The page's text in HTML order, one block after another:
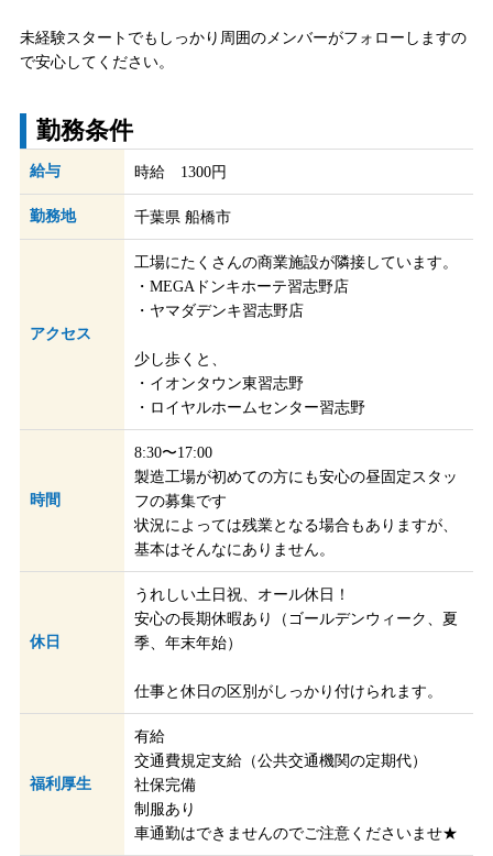
未経験スタートでもしっかり周囲のメンバーがフォローしますの
で安心してください。
勤務条件
給与 時給 1300円
勤務地 千葉県 船橋市
アクセス
工場にたくさんの商業施設が隣接しています。
・MEGAドンキホーテ習志野店
・ヤマダデンキ習志野店
少し歩くと、
・イオンタウン東習志野
・ロイヤルホームセンター習志野
時間
8:30〜17:00
製造工場が初めての方にも安心の昼固定スタッ
フの募集です
状況によっては残業となる場合もありますが、
基本はそんなにありません。
休日
うれしい土日祝、オール休日！
安心の長期休暇あり（ゴールデンウィーク、夏
季、年末年始）
仕事と休日の区別がしっかり付けられます。
福利厚生
有給
交通費規定支給（公共交通機関の定期代）
社保完備
制服あり
車通勤はできませんのでご注意くださいませ★